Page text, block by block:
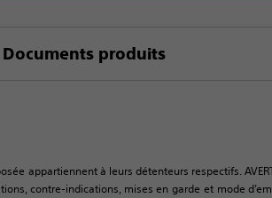
Documents produits
appartiennent à leurs détenteurs respectifs.
contre-indications, mises en garde et mode